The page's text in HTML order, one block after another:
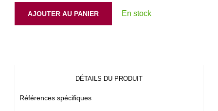
AJOUTER AU PANIER En stock
DÉTAILS DU PRODUIT
Références spécifiques